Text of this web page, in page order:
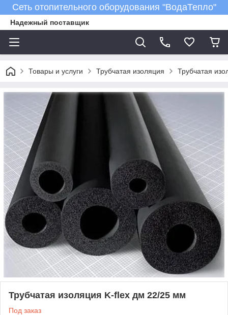
Сеть отопительного оборудования "ВодаТепло"
Надежный поставщик
Товары и услуги Трубчатая изоляция Трубчатая
Трубчатая изоляция K-flex дм 22/25 мм
Под заказ